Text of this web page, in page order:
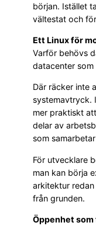
början. Istället
vältestat och
Ett Linux för
Varför behövs
datacenter som
Där räcker inte
systemavtryck.
mer praktiskt
delar av
som
För utvecklare
man kan börja
arkitektur
från grunden.
Öppenhet